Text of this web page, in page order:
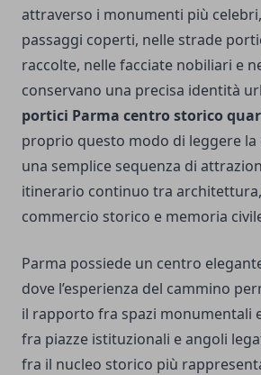
attraverso i monumenti più
passaggi coperti, nelle strade
raccolte, nelle facciate nobiliari e
conservano una precisa identità
portici Parma centro storico
proprio questo modo di leggere la
una semplice sequenza di
itinerario continuo tra
commercio storico e memoria
Parma possiede un centro
dove l’esperienza del cammino
il rapporto fra spazi monumentali
fra piazze istituzionali e angoli
fra il nucleo storico più